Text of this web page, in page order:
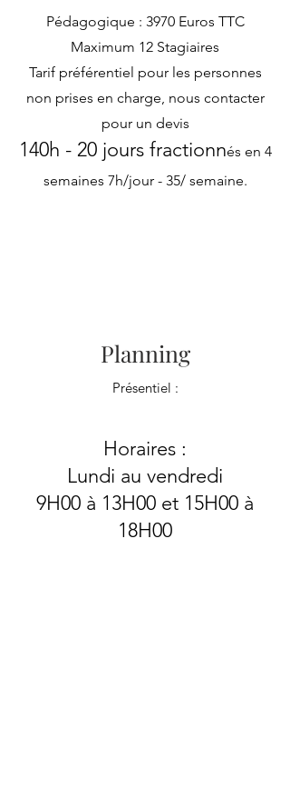
Pédagogique : 3970 Euros TTC
Maximum 12 Stagiaires
Tarif préférentiel pour les personnes
non prises en charge, nous contacter
pour un devis
140h - 20 jours fractionnés en 4
semaines 7h/jour - 35/ semaine.
Planning
Présentiel :
Horaires :
Lundi au vendredi
9H00 à 13H00 et 15H00 à
18H00